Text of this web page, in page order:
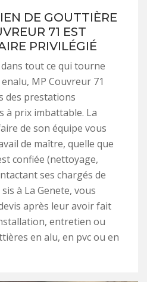
DE GOUTTIÈRE
71 EST
PRIVILÉGIÉ
tout ce qui tourne
MP Couvreur 71
des prestations
à prix imbattable. La
de son équipe vous
de maître, quelle que
confiée (nettoyage,
ses chargés de
à La Genete, vous
après leur avoir fait
entretien ou
en alu, en pvc ou en